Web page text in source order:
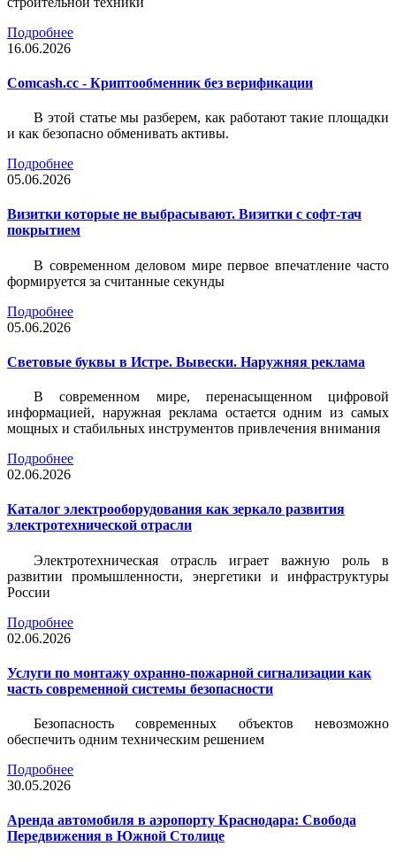
Подробнее
16.06.2026
Comcash.cc - Криптообменник без верификации
В этой статье мы разберем, как работают такие площадки
и как безопасно обменивать активы.
Подробнее
05.06.2026
Визитки которые не выбрасывают. Визитки с софт-тач
покрытием
В современном деловом мире первое впечатление часто
формируется за считанные секунды
Подробнее
05.06.2026
Световые буквы в Истре. Вывески. Наружняя реклама
В современном мире, перенасыщенном цифровой
информацией, наружная реклама остается одним из самых
мощных и стабильных инструментов привлечения внимания
Подробнее
02.06.2026
Каталог электрооборудования как зеркало развития
электротехнической отрасли
Электротехническая отрасль играет важную роль в
развитии промышленности, энергетики и инфраструктуры
России
Подробнее
02.06.2026
Услуги по монтажу охранно-пожарной сигнализации как
часть современной системы безопасности
Безопасность современных объектов невозможно
обеспечить одним техническим решением
Подробнее
30.05.2026
Аренда автомобиля в аэропорту Краснодара: Свобода
Передвижения в Южной Столице